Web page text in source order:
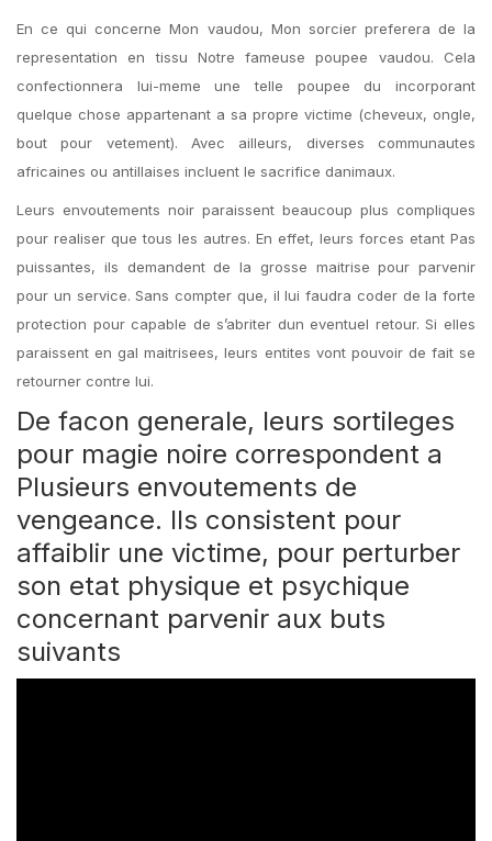
En ce qui concerne Mon vaudou, Mon sorcier preferera de la
representation en tissu Notre fameuse poupee vaudou. Cela
confectionnera lui-meme une telle poupee du incorporant
quelque chose appartenant a sa propre victime (cheveux, ongle,
bout pour vetement). Avec ailleurs, diverses communautes
africaines ou antillaises incluent le sacrifice danimaux.
Leurs envoutements noir paraissent beaucoup plus compliques
pour realiser que tous les autres. En effet, leurs forces etant Pas
puissantes, ils demandent de la grosse maitrise pour parvenir
pour un service. Sans compter que, il lui faudra coder de la forte
protection pour capable de s’abriter dun eventuel retour. Si elles
paraissent en gal maitrisees, leurs entites vont pouvoir de fait se
retourner contre lui.
De facon generale, leurs sortileges
pour magie noire correspondent a
Plusieurs envoutements de
vengeance. Ils consistent pour
affaiblir une victime, pour perturber
son etat physique et psychique
concernant parvenir aux buts
suivants